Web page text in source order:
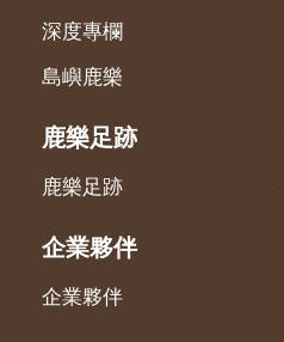
深度專欄
島嶼鹿樂
鹿樂足跡
鹿樂足跡
企業夥伴
企業夥伴